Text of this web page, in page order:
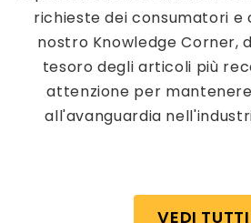
richieste dei consumatori e
nostro Knowledge Corner,
tesoro degli articoli più
attenzione per
all'avanguardia
VEDI TUTTI